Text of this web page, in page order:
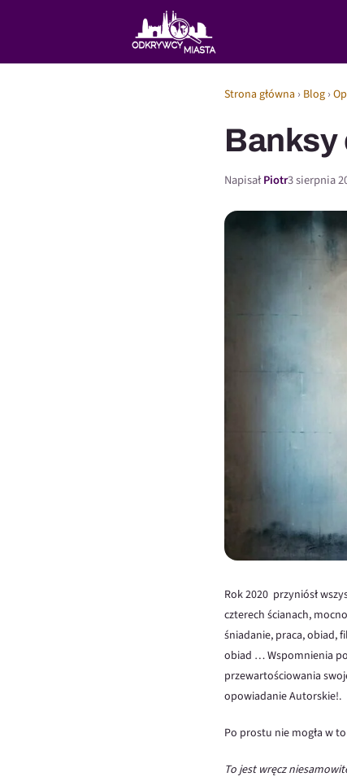
Strona główna › Blog ›
Banksy
NapisałPiotr3 sierpnia
Rok 2020 przyniósł
czterech ścianach,
śniadanie, praca, obiad,
obiad … Wspomnienia
przewartościowania
opowiadanie Autorskie!.
Po prostu nie mogła w
To jest wręcz